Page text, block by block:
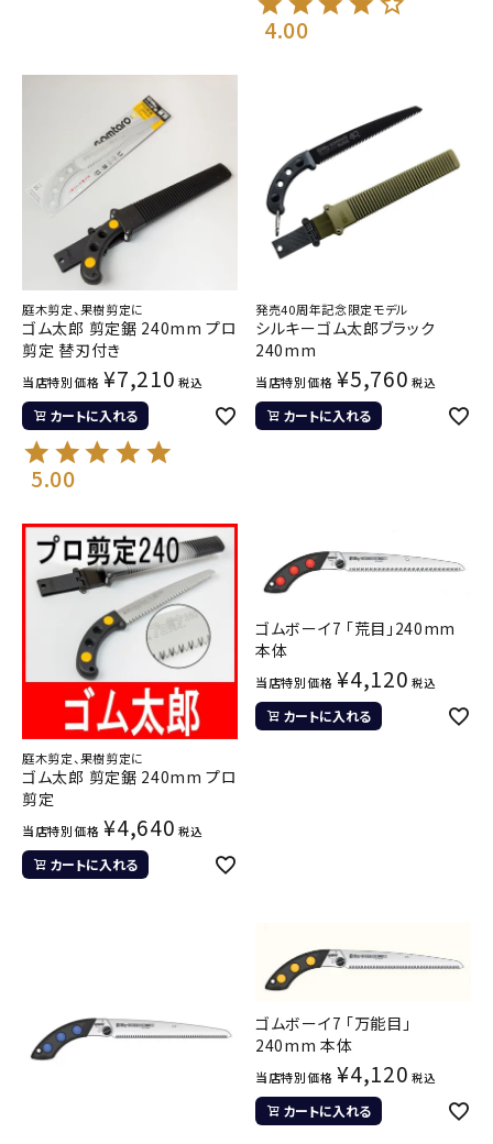
4.00
庭木剪定、果樹剪定に
ゴム太郎 剪定鋸 240mm プロ
剪定 替刃付き
当店特別価格 ¥7,210 税込
カートに入れる
5.00
発売40周年記念限定モデル
シルキーゴム太郎ブラック
240mm
当店特別価格 ¥5,760 税込
カートに入れる
庭木剪定、果樹剪定に
ゴム太郎 剪定鋸 240mm プロ
剪定
当店特別価格 ¥4,640 税込
カートに入れる
ゴムボーイ7 「荒目」240mm
本体
当店特別価格 ¥4,120 税込
カートに入れる
ゴムボーイ7 「万能目」
240mm 本体
当店特別価格 ¥4,120 税込
カートに入れる